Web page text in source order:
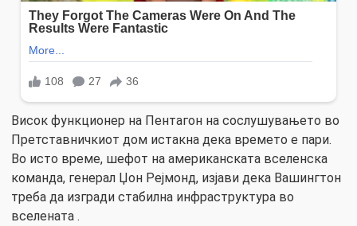
Висок функционер на Пентагон на сослушувањето во
Претставничкиот дом истакна дека времето е пари.
Во исто време, шефот на американската вселенска
команда, генерал Џон Рејмонд, изјави дека Вашингтон
треба да изгради стабилна инфраструктура во
вселената .